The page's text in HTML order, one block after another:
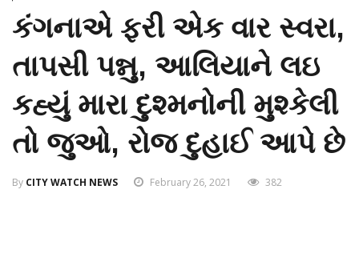
કંગનાએ ફરી એક વાર સ્વરા,
તાપસી પન્નુ, આલિયાને લઇ
કહ્યું મારા દુશ્મનોની મુશ્કેલી
તો જુઓ, રોજ દુહાઈ આપે છે
By CITY WATCH NEWS February 26, 2021 382